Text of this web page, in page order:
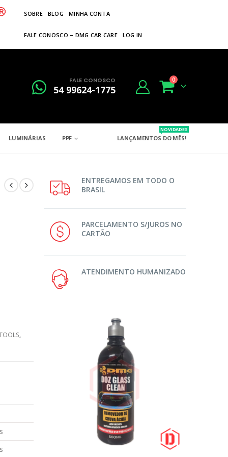
SOBRE BLOG MINHA CONTA
FALE CONOSCO – DMG CAR CARE LOG IN
FALE CONOSCO
54 99624-1775
0
LUMINÁRIAS PPF LANÇAMENTOS DO MÊS!
NOVIDADES
,
ENTREGAMOS EM TODO O
BRASIL
PARCELAMENTO S/JUROS NO
CARTÃO
ATENDIMENTO HUMANIZADO